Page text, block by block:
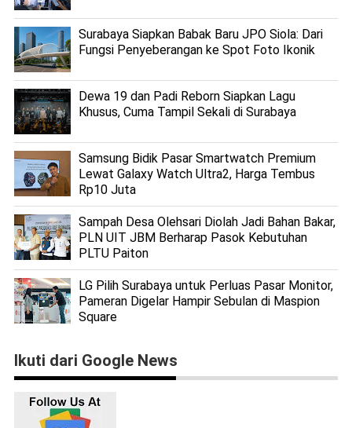
Surabaya Siapkan Babak Baru JPO Siola: Dari
Fungsi Penyeberangan ke Spot Foto Ikonik
Dewa 19 dan Padi Reborn Siapkan Lagu
Khusus, Cuma Tampil Sekali di Surabaya
Samsung Bidik Pasar Smartwatch Premium
Lewat Galaxy Watch Ultra2, Harga Tembus
Rp10 Juta
Sampah Desa Olehsari Diolah Jadi Bahan Bakar,
PLN UIT JBM Berharap Pasok Kebutuhan
PLTU Paiton
LG Pilih Surabaya untuk Perluas Pasar Monitor,
Pameran Digelar Hampir Sebulan di Maspion
Square
Ikuti dari Google News